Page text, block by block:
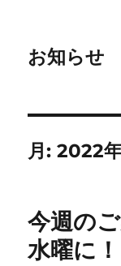
お知らせ
月:2022
今週の
水曜に！